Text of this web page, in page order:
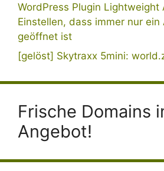
WordPress Plugin Lightweight
Einstellen, dass immer nur ein
geöffnet ist
[gelöst] Skytraxx 5mini:
Frische Domains
Angebot!